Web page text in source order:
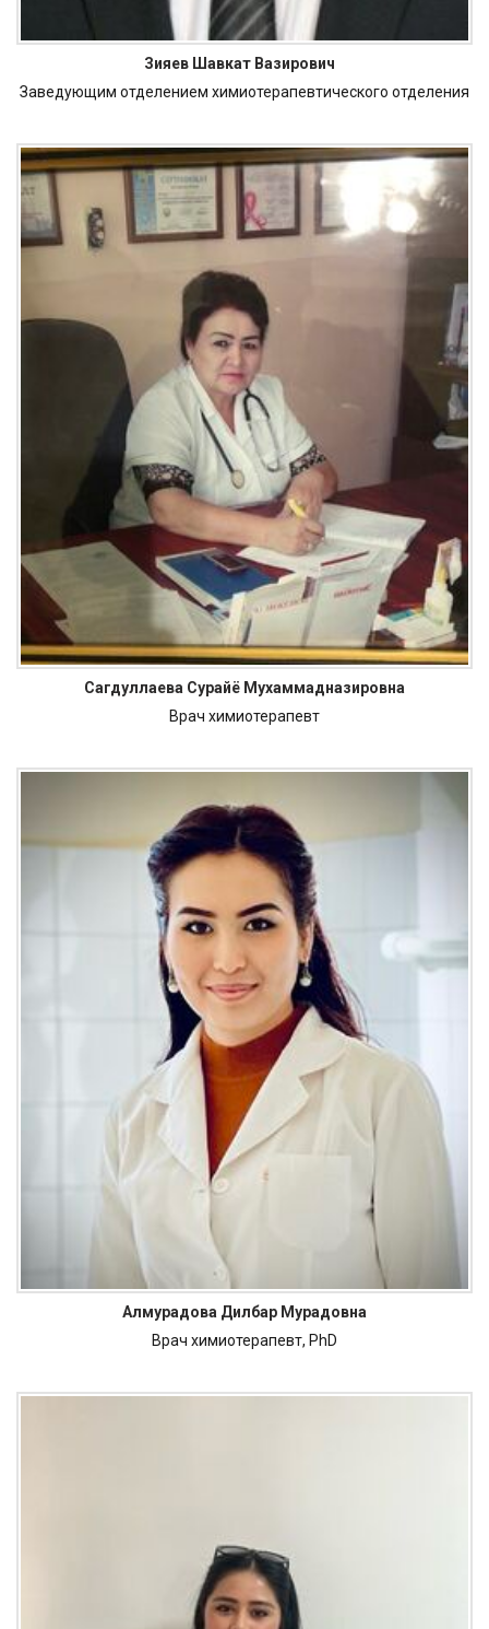
Зияев Шавкат Вазирович
Заведующим отделением химиотерапевтического отделения
Сагдуллаева Сурайё Мухаммадназировна
Врач химиотерапевт
Алмурадова Дилбар Мурадовна
Врач химиотерапевт, PhD